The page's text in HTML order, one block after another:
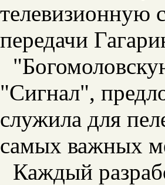
телевизионную
передачи
"Сигнал",
служила для
самых важных
Каждый